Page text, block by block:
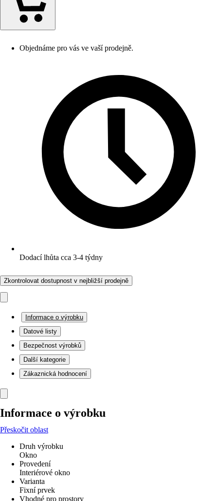
Objednáme pro vás ve vaší prodejně.
Dodací lhůta cca 3-4 týdny
Zkontrolovat dostupnost v nejbližší prodejně
Informace o výrobku
Datové listy
Bezpečnost výrobků
Další kategorie
Zákaznická hodnocení
Informace o výrobku
Přeskočit oblast
Druh výrobku
Okno
Provedení
Interiérové okno
Varianta
Fixní prvek
Vhodné pro prostory